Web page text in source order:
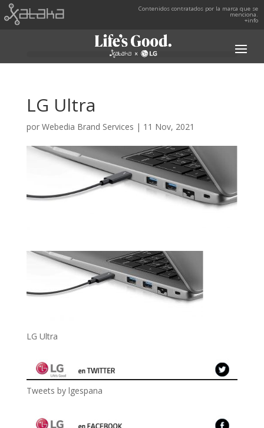
Contenidos contratados por la marca que se
menciona.
+info
LG Ultra
por Webedia Brand Services | 11 Nov, 2021
LG Ultra
Tweets by lgespana